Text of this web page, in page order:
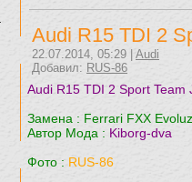
Audi R15 TDI 2
22.07.2014, 05:29 | Audi
Добавил: RUS-86
Audi R15 TDI 2 Sport Team
Замена : Ferrari FXX
Автор Moда : Kiborg-dva
Фото : RUS-86